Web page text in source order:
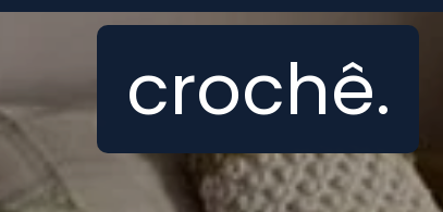
crochê.
crochê.